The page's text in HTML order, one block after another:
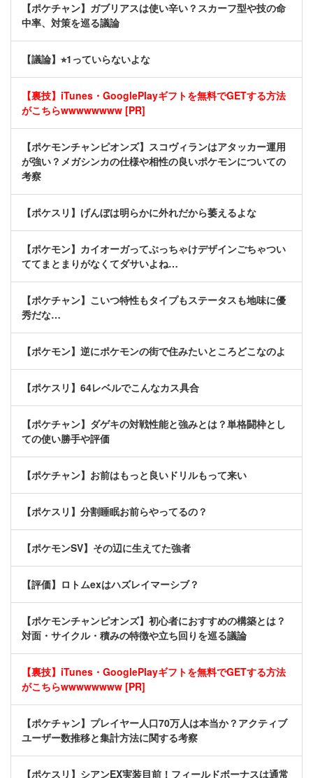
【ポケチャン】ガブリアスは使い辛い？スカーフ型や技の命
中率、対策を巡る議論
【議論】⭐︎1っていらないよな
【裏技】iTunes・GooglePlayギフトを無料でGETする方法
がこちらwwwwwwww [PR]
【ポケモンチャンピオンズ】スコヴィランはアタッカー運用
が強い？メガシンカの仕様や相性の良いポケモンについての
考察
【ポケスリ】げんぼは明らかに外れだから萎えるよな
【ポケモン】カイオーガってぶっちゃけデザインごちゃつい
ててまとまりがなくてダサいよね…
【ポケチャン】こいつ特性もタイプもステータスも地味に優
秀だな…
【ポケモン】逆にポケモンの街で住みたいところどこなのよ
【ポケスリ】64レベルでこんなカス具合
【ポケチャン】ダゲキの対戦性能と強みとは？単格闘枠とし
ての使い勝手や評価
【ポケチャン】お前はもっと良いドリルもって来い
【ポケスリ】分割睡眠お前らやってるの？
【ポケモンSV】その辺に生えてた強者
【評価】ロトムexはハズレイマーシブ？
【ポケモンチャンピオンズ】初心者におすすめの構築とは？
対面・サイクル・積みの特徴や立ち回りを巡る議論
【裏技】iTunes・GooglePlayギフトを無料でGETする方法
がこちらwwwwwwww [PR]
【ポケチャン】プレイヤー人口70万人は本当か？アクティブ
ユーザー数推移と集計方法に関する考察
【ポケスリ】シアンEX実装目前！フィールドボーナスは通常